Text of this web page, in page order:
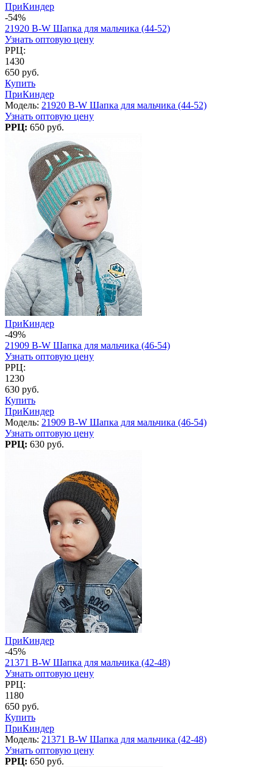
ПриКиндер
-54%
21920 B-W Шапка для мальчика (44-52)
Узнать оптовую цену
РРЦ:
1430
650 руб.
Купить
ПриКиндер
Модель: 21920 B-W Шапка для мальчика (44-52)
Узнать оптовую цену
РРЦ: 650 руб.
ПриКиндер
-49%
21909 B-W Шапка для мальчика (46-54)
Узнать оптовую цену
РРЦ:
1230
630 руб.
Купить
ПриКиндер
Модель: 21909 B-W Шапка для мальчика (46-54)
Узнать оптовую цену
РРЦ: 630 руб.
ПриКиндер
-45%
21371 B-W Шапка для мальчика (42-48)
Узнать оптовую цену
РРЦ:
1180
650 руб.
Купить
ПриКиндер
Модель: 21371 B-W Шапка для мальчика (42-48)
Узнать оптовую цену
РРЦ: 650 руб.